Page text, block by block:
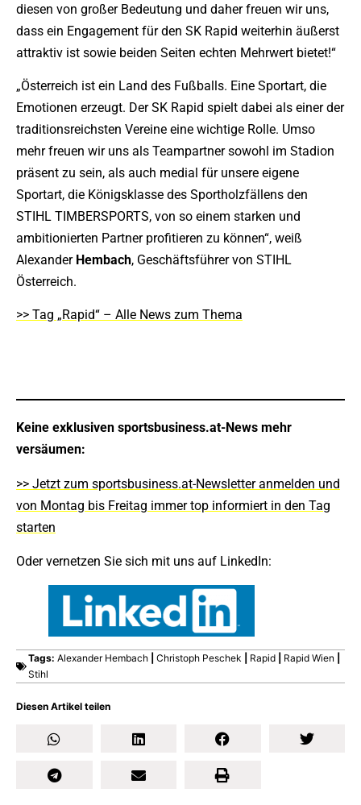
Diesen Artikel teilen
diesen von großer Bedeutung und daher freuen wir uns,
dass ein Engagement für den SK Rapid weiterhin äußerst
attraktiv ist sowie beiden Seiten echten Mehrwert bietet!“
„Österreich ist ein Land des Fußballs. Eine Sportart, die
Emotionen erzeugt. Der SK Rapid spielt dabei als einer der
traditionsreichsten Vereine eine wichtige Rolle. Umso
mehr freuen wir uns als Teampartner sowohl im Stadion
präsent zu sein, als auch medial für unsere eigene
Sportart, die Königsklasse des Sportholzfällens den
STIHL TIMBERSPORTS, von so einem starken und
ambitionierten Partner profitieren zu können“, weiß
Alexander Hembach, Geschäftsführer von STIHL
Österreich.
>> Tag „Rapid“ – Alle News zum Thema
Keine exklusiven sportsbusiness.at-News mehr
versäumen:
>> Jetzt zum sportsbusiness.at-Newsletter anmelden und
von Montag bis Freitag immer top informiert in den Tag
starten
Oder vernetzen Sie sich mit uns auf LinkedIn:
Tags: Alexander Hembach Christoph Peschek Rapid Rapid Wien
Stihl